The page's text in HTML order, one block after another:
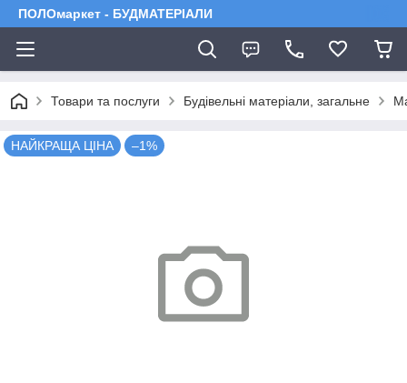
ПОЛОмаркет - БУДМАТЕРІАЛИ
Товари та послуги Будівельні матеріали, загальне
НАЙКРАЩА ЦІНА –1%